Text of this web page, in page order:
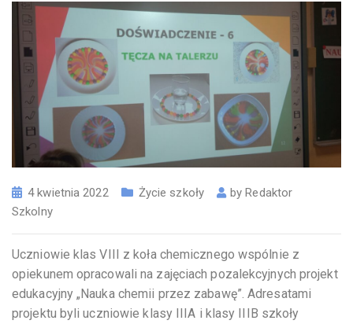
4 kwietnia 2022 Życie szkoły byRedaktor
Szkolny
Uczniowie klas VIII z koła chemicznego wspólnie z
opiekunem opracowali na zajęciach pozalekcyjnych projekt
edukacyjny „Nauka chemii przez zabawę”. Adresatami
projektu byli uczniowie klasy IIIA i klasy IIIB szkoły